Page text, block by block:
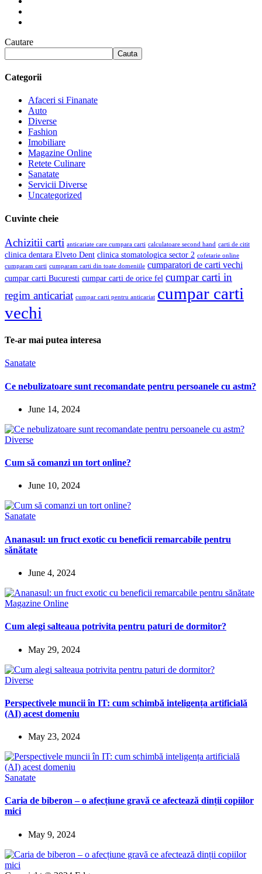
Cautare
Cauta
Categorii
Afaceri si Finanate
Auto
Diverse
Fashion
Imobiliare
Magazine Online
Retete Culinare
Sanatate
Servicii Diverse
Uncategorized
Cuvinte cheie
Achizitii carti anticariate care cumpara carti calculatoare second hand carti de citit
clinica dentara Elveto Dent clinica stomatologica sector 2 cofetarie online
cumparam carti cumparam carti din toate domeniile cumparatori de carti vechi
cumpar carti Bucuresti cumpar carti de orice fel cumpar carti in
regim anticariat cumpar carti pentru anticariat cumpar carti
vechi
Te-ar mai putea interesa
Sanatate
Ce nebulizatoare sunt recomandate pentru persoanele cu astm?
June 14, 2024
Diverse
Cum să comanzi un tort online?
June 10, 2024
Sanatate
Ananasul: un fruct exotic cu beneficii remarcabile pentru
sănătate
June 4, 2024
Magazine Online
Cum alegi salteaua potrivita pentru paturi de dormitor?
May 29, 2024
Diverse
Perspectivele muncii în IT: cum schimbă inteligența artificială
(AI) acest domeniu
May 23, 2024
Sanatate
Caria de biberon – o afecțiune gravă ce afectează dinții copiilor
mici
May 9, 2024